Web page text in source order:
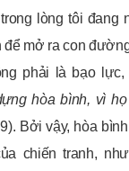
lòng tôi đang
để mở ra con
phải là bạo lực,
hòa bình, vì
Bởi vậy, hòa
chiến tranh,